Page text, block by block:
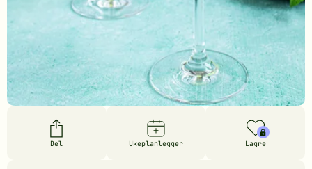
Del Ukeplanlegger Lagre